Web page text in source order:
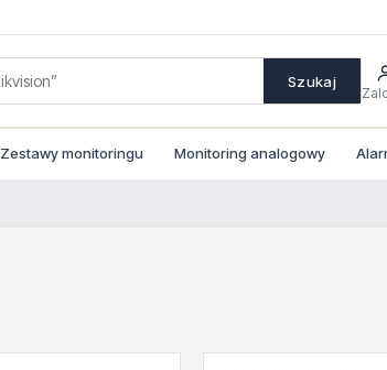
Szukaj
Zestawy monitoringu Monitoring analogowy